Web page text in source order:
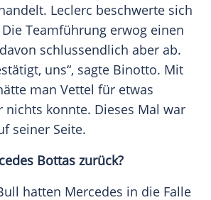
Leclerc beschwerte sich
Teamführung erwog einen
schlussendlich aber ab.
uns“, sagte Binotto. Mit
man Vettel für etwas
nichts konnte. Dieses Mal war
seiner Seite.
Bottas zurück?
hatten Mercedes in die Falle